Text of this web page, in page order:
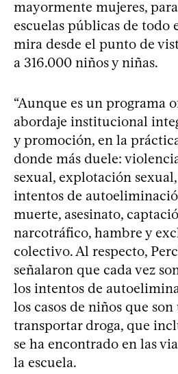
mayormente mujeres,
escuelas públicas de todo
mira desde el punto de
a 316.000 niños y niñas.
“Aunque es un programa
abordaje institucional
y promoción, en la
donde más duele:
sexual, explotación
intentos de
muerte, asesinato,
narcotráfico, hambre y
colectivo. Al respecto,
señalaron que cada vez
los intentos de
los casos de niños que son
transportar droga, que
se ha encontrado en las
la escuela.